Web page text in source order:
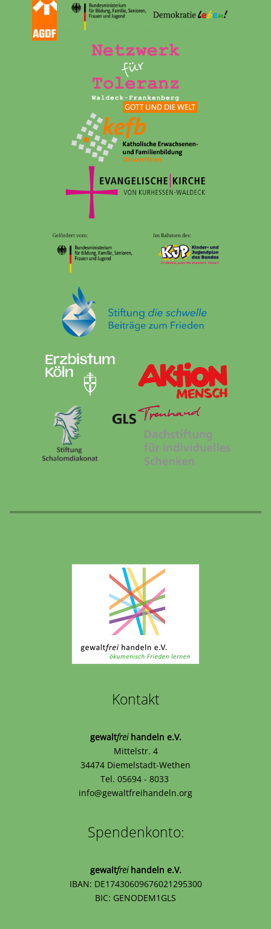
Kontakt
gewaltfreihandeln e.V.
Mittelstr. 4
34474 Diemelstadt-Wethen
Tel. 05694 - 8033
info@gewaltfreihandeln.org
Spendenkonto:
gewaltfreihandeln e.V.
IBAN: DE17430609676021295300
BIC: GENODEM1GLS